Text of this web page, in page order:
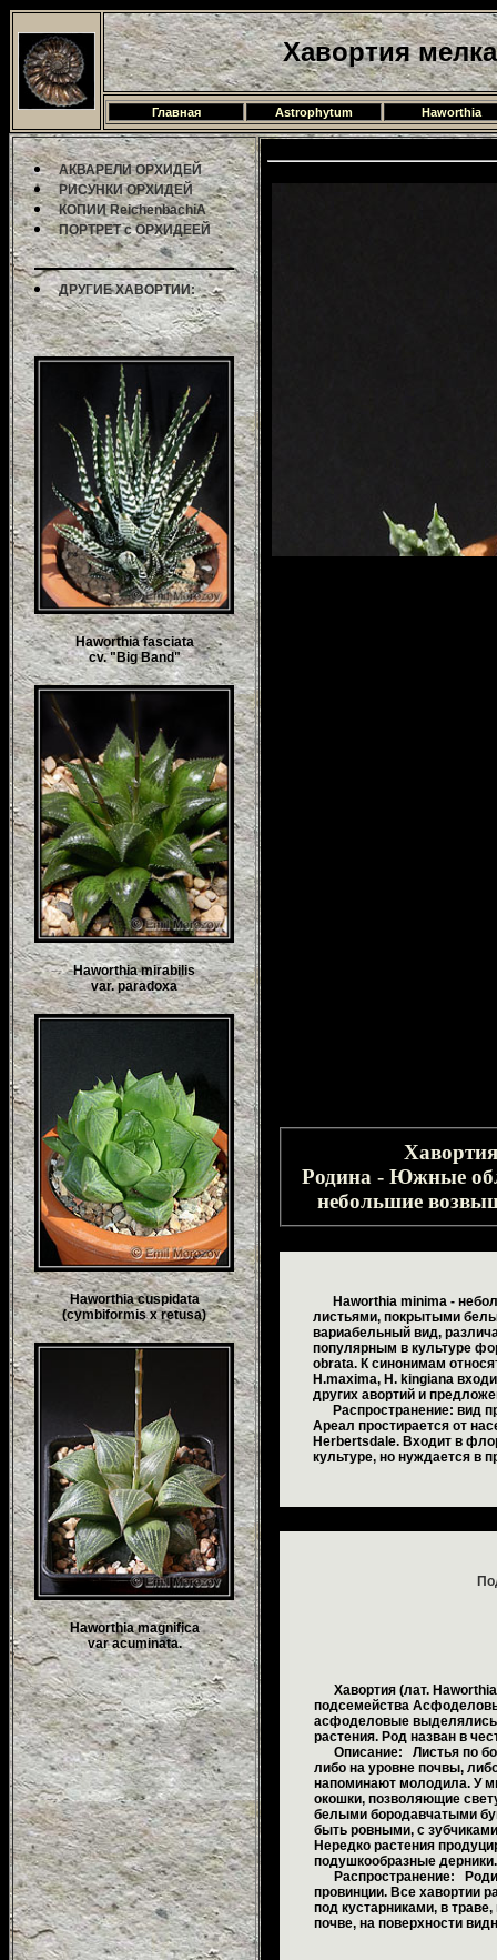
Хавортия
Главная Astrophytum Haworthia
АКВАРЕЛИ ОРХИДЕЙ
РИСУНКИ ОРХИДЕЙ
КОПИИ ReichenbachiA
ПОРТРЕТ с ОРХИДЕЕЙ
ДРУГИЕ ХАВОРТИИ:
Haworthia fasciata
cv. "Big Band"
Haworthia mirabilis
var. paradoxa
Haworthia cuspidata
(cymbiformis x retusa)
Haworthia magnifica
var acuminata.
Родина - Южные
небольшие
Haworthia minima -
листьями, покрытыми
вариабельный вид,
популярным в культуре
obrata. К синонимам
H.maxima, H. kingiana
других авортий и
Распространение: вид
Ареал простирается от
Herbertsdale. Входит в
культуре, но нуждается в
Хавортия (лат.
подсемейства
асфоделовые выделялись
растения. Род назван в
Описание: Листья по
либо на уровне почвы,
напоминают молодила. У
окошки, позволяющие
белыми бородавчатыми
быть ровными, с
Нередко растения
подушкообразные
Распространение:
провинции. Все хавортии
под кустарниками, в
почве, на поверхности